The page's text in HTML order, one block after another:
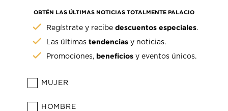
OBTÉN LAS ÚLTIMAS NOTICIAS TOTALMENTE PALACIO
Regístrate y recibedescuentos especiales.
Las últimastendencias y noticias.
Promociones, beneficios y eventos únicos.
MUJER
HOMBRE